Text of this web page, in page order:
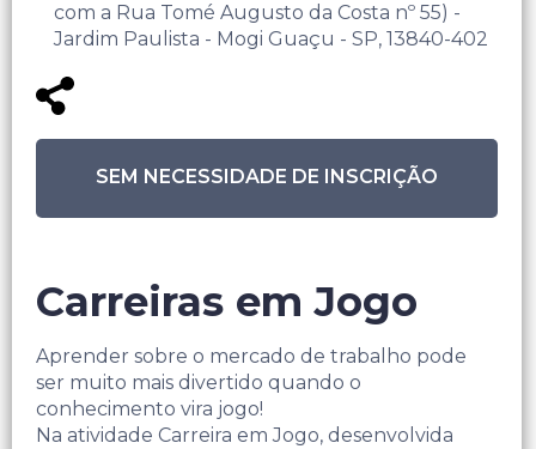
com a Rua Tomé Augusto da Costa nº 55) -
Jardim Paulista - Mogi Guaçu - SP, 13840-402
SEM NECESSIDADE DE INSCRIÇÃO
Carreiras em Jogo
Aprender sobre o mercado de trabalho pode
ser muito mais divertido quando o
conhecimento vira jogo!
Na atividade Carreira em Jogo, desenvolvida